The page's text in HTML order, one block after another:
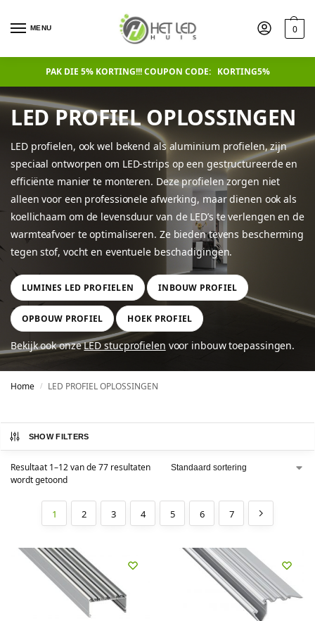
MENU 0
PAK DIE 5% KORTING!!! COUPON CODE: KORTING5%
LED PROFIEL OPLOSSINGEN
LED profielen, ook wel bekend als aluminium profielen, zijn
speciaal ontworpen om LED-strips op een gestructureerde en
efficiënte manier te monteren. Deze profielen zorgen niet
alleen voor een professionele afwerking, maar dienen ook als
koellichaam om de levensduur van de LED’s te verlengen en de
warmteafvoer te optimaliseren. Ze bieden tevens bescherming
tegen stof, vocht en eventuele beschadigingen.
LUMINES LED PROFIELEN INBOUW PROFIEL
OPBOUW PROFIEL HOEK PROFIEL
Bekijk ook onzeLED stucprofielen voor inbouw toepassingen.
Home / LED PROFIEL OPLOSSINGEN
SHOW FILTERS
Resultaat 1–12 van de 77 resultaten
wordt getoond
1 2 3 4 5 6 7